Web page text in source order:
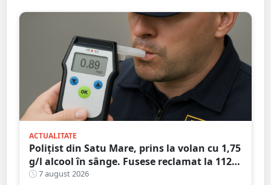
ACTUALITATE
Polițist din Satu Mare, prins la volan cu 1,75
g/l alcool în sânge. Fusese reclamat la 112
că circula pe contrasens
7 august 2026